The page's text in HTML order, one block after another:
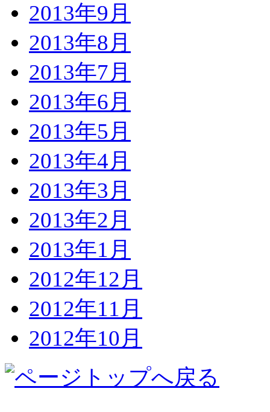
2013年9月
2013年8月
2013年7月
2013年6月
2013年5月
2013年4月
2013年3月
2013年2月
2013年1月
2012年12月
2012年11月
2012年10月